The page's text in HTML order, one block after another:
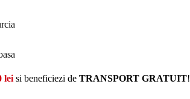
lei si beneficiezi de TRANSPORT GRATUIT!